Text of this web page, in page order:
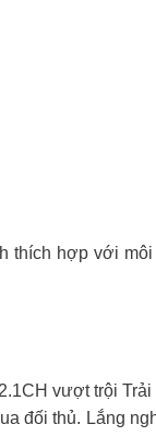
thích hợp với
vượt trội
đối thủ. Lắng